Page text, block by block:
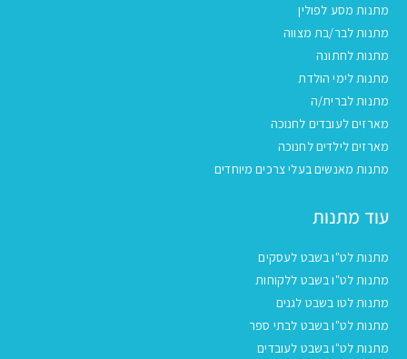
מתנות מסע לפולין
מתנות לבר/בת מצווה
מתנות לחתונה
מתנות לימי הולדת
מתנות לברית/ה
מארזים לעובדים לחנוכה
מארזים לילדים לחנוכה
מתנות מאנשים בעלי צרכים מיוחדים
עוד מתנות
מתנות לט"ו בשבט לעסקים
מתנות לט"ו בשבט ללקוחות
מתנות לטו בשבט לגנים
מתנות לט"ו בשבט לבתי ספר
מתנות לט"ו בשבט לעובדים